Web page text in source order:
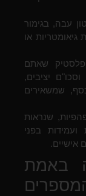
עבה, בגימור
או
שאתם
יציבים,
שמשאירים
שנראות
בפני
אישיים.
באמת